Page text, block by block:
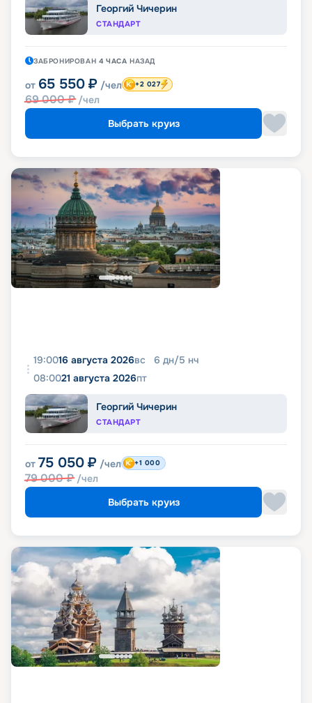
Георгий Чичерин
СТАНДАРТ
ЗАБРОНИРОВАН 4 ЧАСА НАЗАД
от 65 550 ₽ /чел
69 000₽ /чел
+2 027
Выбрать круиз
19:0016 августа 2026вс 6 дн/5 нч
08:0021 августа 2026пт
Георгий Чичерин
СТАНДАРТ
от 75 050 ₽ /чел
79 000₽ /чел
+1 000
Выбрать круиз